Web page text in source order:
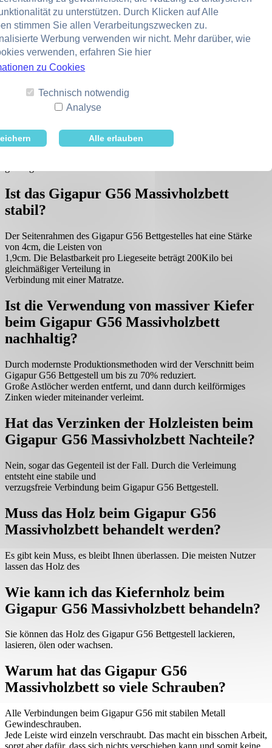
Gigapur G56 Bettgestell?
Durch den Abstand von ca.2,5cm zwischen den Leisten des
Gigapur G56 Bettgestelles,
können Sie jede Art von Matratzen verwenden. Egal ob Federkern,
Taschenfederkern,
möglich.
Aus welchem Material wird das Gigapur
G56 Massivholzbett gefertigt?
Ist das Gigapur G56 Massivholzbett
stabil?
Der Seitenrahmen des Gigapur G56 Bettgestelles hat eine Stärke
von 4cm, die Leisten von
1,9cm. Die Belastbarkeit pro Liegeseite beträgt 200Kilo bei
gleichmäßiger Verteilung in
Verbindung mit einer Matratze.
Ist die Verwendung von massiver Kiefer
beim Gigapur G56 Massivholzbett
nachhaltig?
Durch modernste Produktionsmethoden wird der Verschnitt beim
Gigapur G56 Bettgestell um bis zu 70% reduziert.
Große Astlöcher werden entfernt, und dann durch keilförmiges
Zinken wieder miteinander verleimt.
Hat das Verzinken der Holzleisten beim
Gigapur G56 Massivholzbett Nachteile?
Nein, sogar das Gegenteil ist der Fall. Durch die Verleimung
entsteht eine stabile und
verzugsfreie Verbindung beim Gigapur G56 Bettgestell.
Muss das Holz beim Gigapur G56
Massivholzbett behandelt werden?
Es gibt kein Muss, es bleibt Ihnen überlassen. Die meisten Nutzer
lassen das Holz des
Wie kann ich das Kiefernholz beim
Gigapur G56 Massivholzbett behandeln?
Sie können das Holz des Gigapur G56 Bettgestell lackieren,
lasieren, ölen oder wachsen.
Warum hat das Gigapur G56
Massivholzbett so viele Schrauben?
Alle Verbindungen beim Gigapur G56 mit stabilen Metall
Gewindeschrauben.
Jede Leiste wird einzeln verschraubt. Das macht ein bisschen Arbeit,
zu unterstützen. Durch Klicken auf Alle
stimmen Sie allen Verarbeitungszwecken zu.
Werbung verwenden wir nicht. Mehr darüber, wie
verwenden, erfahren Sie hier
zu Cookies
Technisch notwendig
Analyse
Alle erlauben